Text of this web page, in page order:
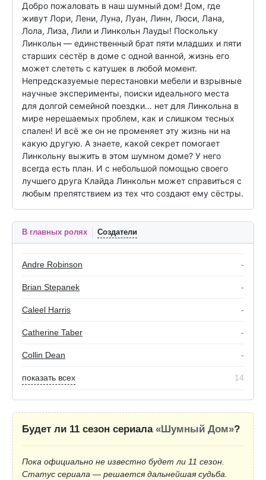
Добро пожаловать в наш шумный дом! Дом, где
живут Лори, Лени, Луна, Луан, Линн, Люси, Лана,
Лола, Лиза, Лили и Линкольн Лауды! Поскольку
Линкольн — единственный брат пяти младших и пяти
старших сестёр в доме с одной ванной, жизнь его
может слететь с катушек в любой момент.
Непредсказуемые перестановки мебели и взрывные
научные эксперименты, поиски идеального места
для долгой семейной поездки… нет для Линкольна в
мире нерешаемых проблем, как и слишком тесных
спален! И всё же он не променяет эту жизнь ни на
какую другую. А знаете, какой секрет помогает
Линкольну выжить в этом шумном доме? У него
всегда есть план. И с небольшой помощью своего
лучшего друга Клайда Линкольн может справиться с
любым препятствием из тех что создают ему сёстры.
В главных ролях Создатели
Andre Robinson -
Brian Stepanek -
Caleel Harris -
Catherine Taber -
Collin Dean -
показать всех 14
Будет ли 11 сезон сериала «Шумный Дом»?
Пока официально не известно будет ли 11 сезон.
Статус сериала — решается дальнейшая судьба.